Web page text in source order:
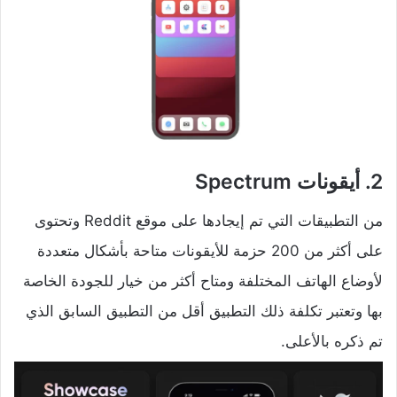
2. أيقونات Spectrum
من التطبيقات التي تم إيجادها على موقع Reddit وتحتوى
على أكثر من 200 حزمة للأيقونات متاحة بأشكال متعددة
لأوضاع الهاتف المختلفة ومتاح أكثر من خيار للجودة الخاصة
بها وتعتبر تكلفة ذلك التطبيق أقل من التطبيق السابق الذي
تم ذكره بالأعلى.